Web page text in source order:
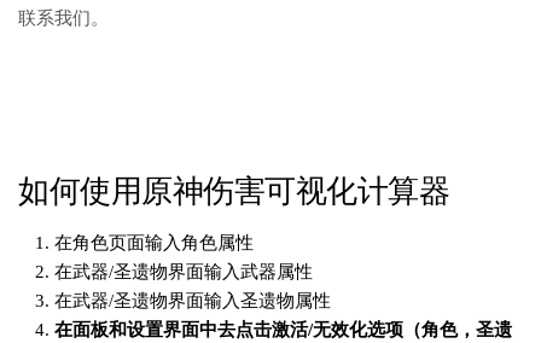
联系我们。
如何使用原神伤害可视化计算器
在角色页面输入角色属性
在武器/圣遗物界面输入武器属性
在武器/圣遗物界面输入圣遗物属性
在面板和设置界面中去点击激活/无效化选项（角色，圣遗